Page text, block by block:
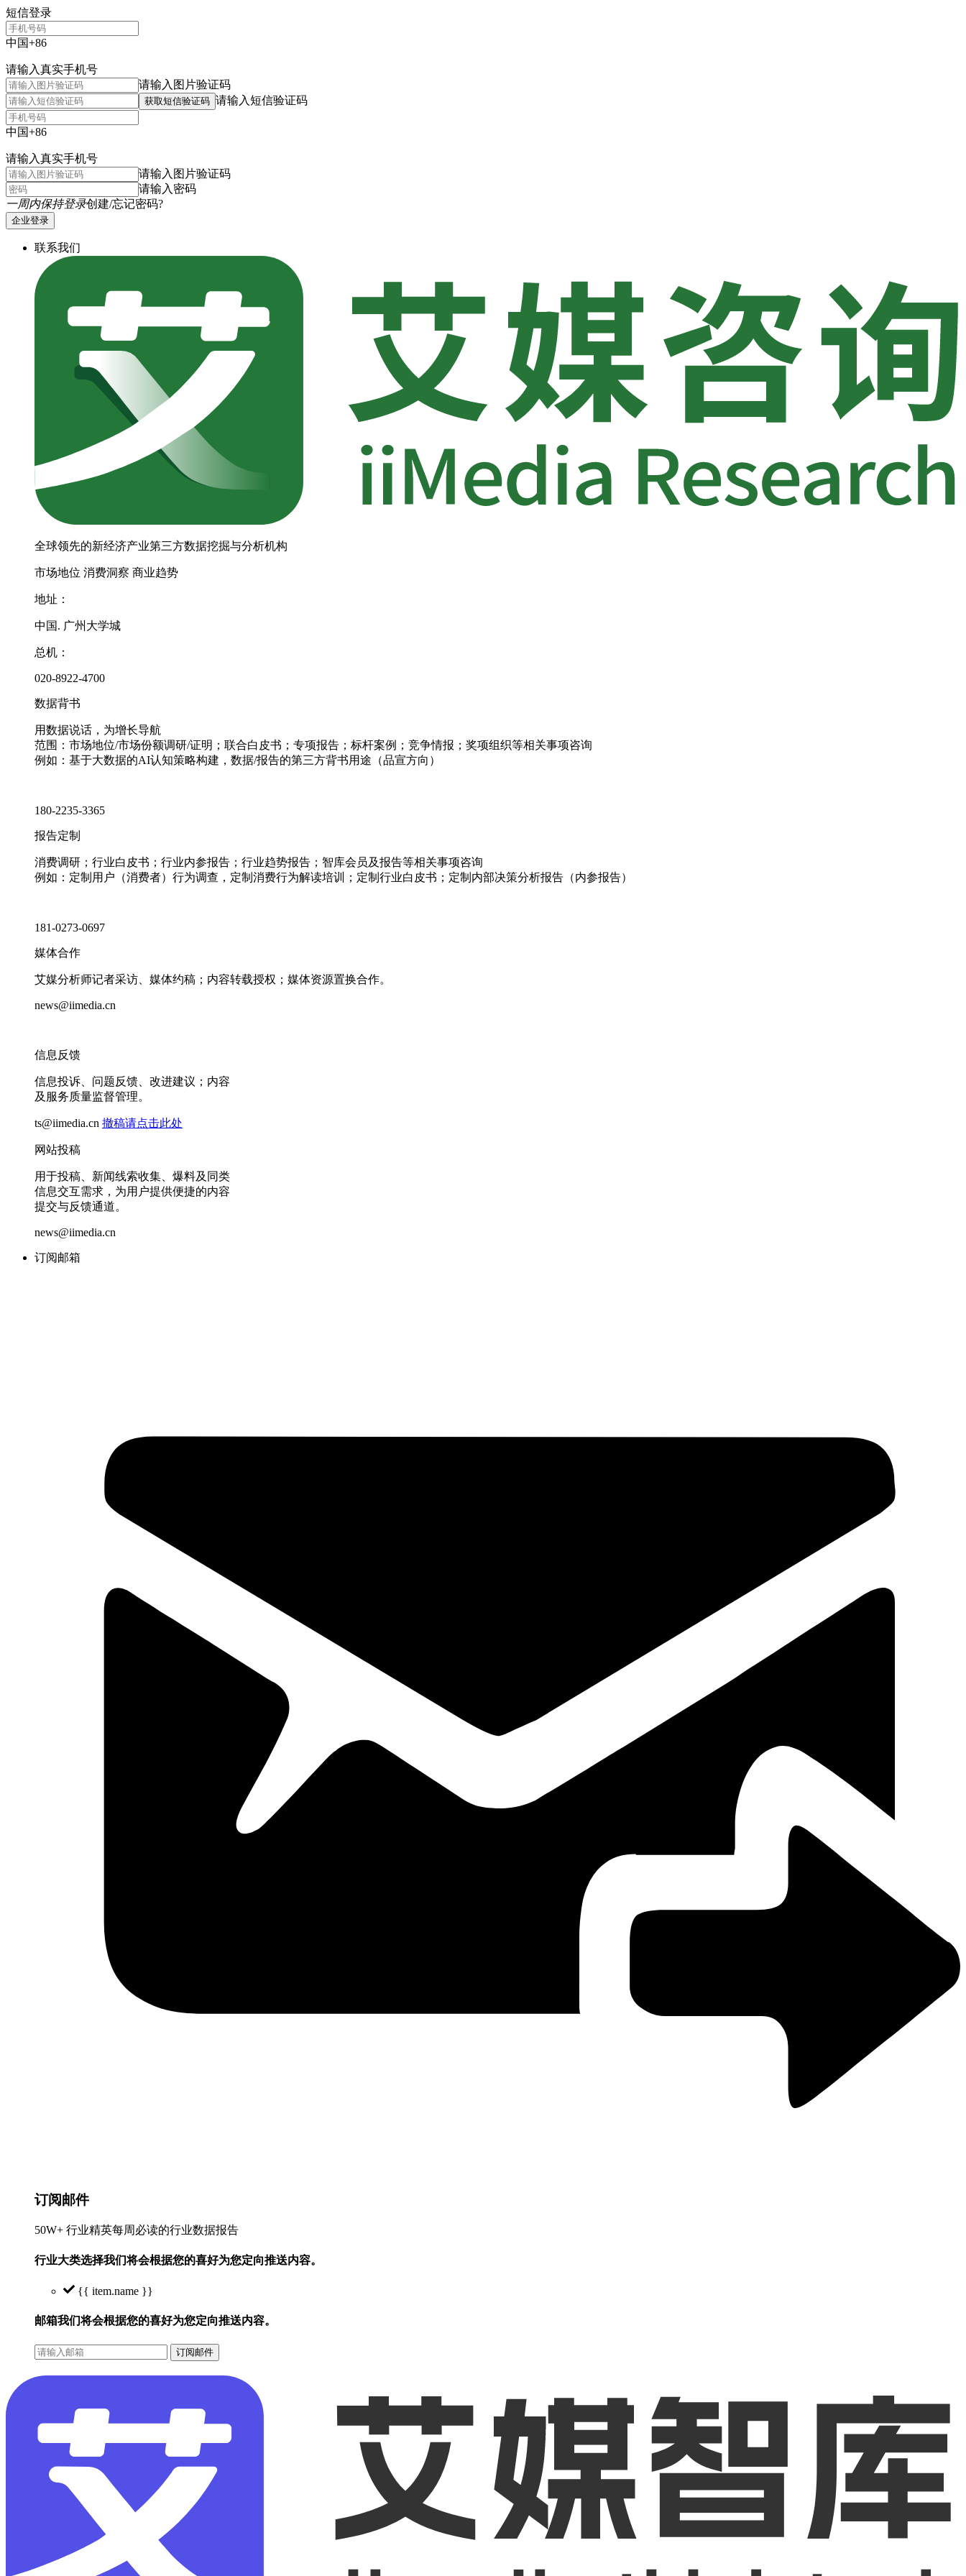
短信登录
中国+86
请输入真实手机号
请输入图片验证码
获取短信验证码 请输入短信验证码
中国+86
请输入真实手机号
请输入图片验证码
请输入密码
一周内保持登录创建/忘记密码?
企业登录
联系我们
全球领先的新经济产业第三方数据挖掘与分析机构
市场地位 消费洞察 商业趋势
地址：
中国. 广州大学城
总机：
020-8922-4700
数据背书
用数据说话，为增长导航
范围：市场地位/市场份额调研/证明；联合白皮书；专项报告；标杆案例；竞争情报；奖项组织等相关事项咨询
例如：基于大数据的AI认知策略构建，数据/报告的第三方背书用途（品宣方向）
180-2235-3365
报告定制
消费调研；行业白皮书；行业内参报告；行业趋势报告；智库会员及报告等相关事项咨询
例如：定制用户（消费者）行为调查，定制消费行为解读培训；定制行业白皮书；定制内部决策分析报告（内参报告）
181-0273-0697
媒体合作
艾媒分析师记者采访、媒体约稿；内容转载授权；媒体资源置换合作。
news@iimedia.cn
信息反馈
信息投诉、问题反馈、改进建议；内容
及服务质量监督管理。
ts@iimedia.cn 撤稿请点击此处
网站投稿
用于投稿、新闻线索收集、爆料及同类
信息交互需求，为用户提供便捷的内容
提交与反馈通道。
news@iimedia.cn
订阅邮箱
订阅邮件
50W+ 行业精英每周必读的行业数据报告
行业大类选择我们将会根据您的喜好为您定向推送内容。
{{ item.name }}
邮箱我们将会根据您的喜好为您定向推送内容。
订阅邮件